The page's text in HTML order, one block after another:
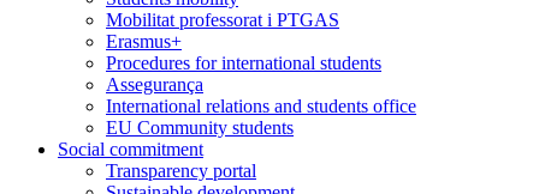
Mobilitat professorat i PTGAS
Erasmus+
Procedures for international students
Assegurança
International relations and students office
EU Community students
Social commitment
Transparency portal